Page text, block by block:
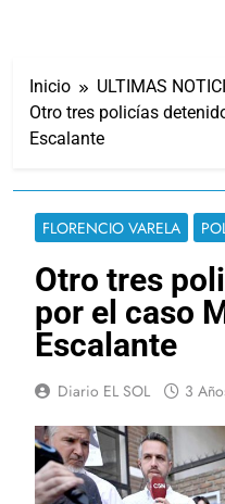
Inicio
ULTIMAS
Otro tres policías
Escalante
FLORENCIO VARELA
Otro tres
por el caso
Escalante
Diario EL SOL 3